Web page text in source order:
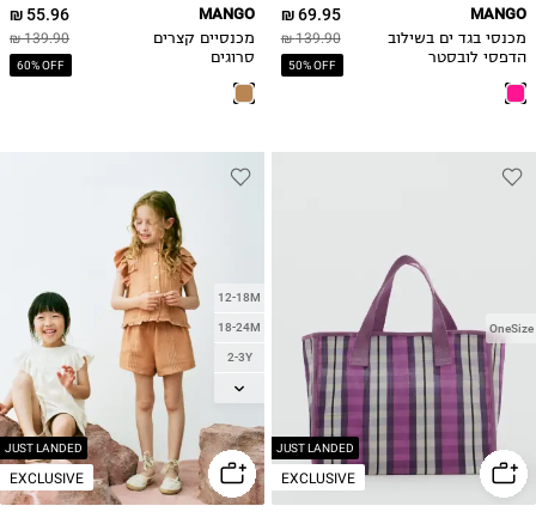
69.95 ₪
139.90 ₪
50% OFF
MANGO
מכנסי בגד ים בשילוב
הדפסי לובסטר
55.96 ₪
139.90 ₪
60% OFF
MANGO
מכנסיים קצרים
סרוגים
JUST LANDED
EXCLUSIVE
OneSize
JUST LANDED
EXCLUSIVE
12-18M
18-24M
2-3Y
3-4Y
5-6Y